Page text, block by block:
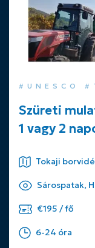
#UNESCO
Szüreti
1 vagy 2
Tokaji
Sárospatak,
€195 / fő
6-24 óra